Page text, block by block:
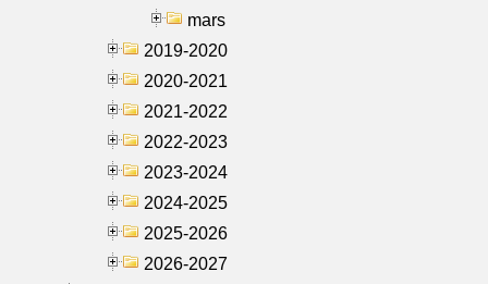
mars
2019-2020
2020-2021
2021-2022
2022-2023
2023-2024
2024-2025
2025-2026
2026-2027